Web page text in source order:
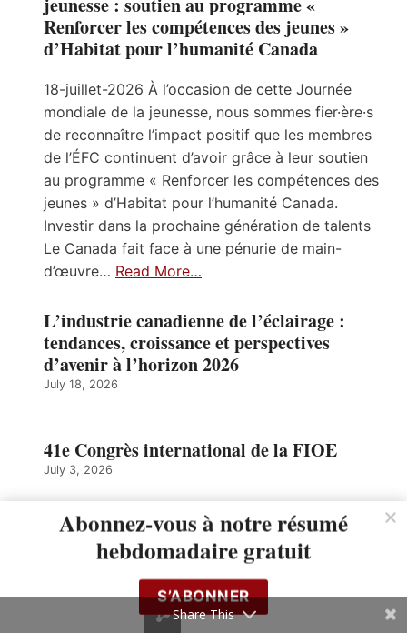
Renforcer les compétences des jeunes »
d’Habitat pour l’humanité Canada
18-juillet-2026 À l’occasion de cette Journée
mondiale de la jeunesse, nous sommes fier·ère·s
de reconnaître l’impact positif que les membres
de l’ÉFC continuent d’avoir grâce à leur soutien
au programme « Renforcer les compétences des
jeunes » d’Habitat pour l’humanité Canada.
Investir dans la prochaine génération de talents
Le Canada fait face à une pénurie de main-
d’œuvre… Read More…
L’industrie canadienne de l’éclairage :
tendances, croissance et perspectives
d’avenir à l’horizon 2026
July 18, 2026
41e Congrès international de la FIOE
July 3, 2026
Découvrez la véritable innovation « sans
bordure » de Liteline — Inscrivez-vous dès
June 24, 2026
Abonnez-vous à notre résumé
hebdomadaire gratuit
S’ABONNER
Share This